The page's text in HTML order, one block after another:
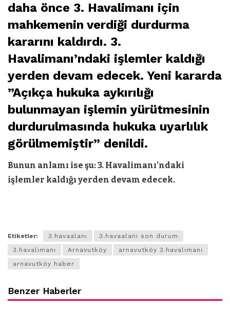
daha önce 3. Havalimanı için
mahkemenin verdiği durdurma
kararını kaldırdı. 3.
Havalimanı’ndaki işlemler kaldığı
yerden devam edecek. Yeni kararda
”Açıkça hukuka aykırılığı
bulunmayan işlemin yürütmesinin
durdurulmasında hukuka uyarlılık
görülmemiştir” denildi.
Bunun anlamı ise şu: 3. Havalimanı’ndaki
işlemler kaldığı yerden devam edecek.
Etiketler: 3.havaalanı
3.havaalanı son durum
3.havalimanı
Arnavutköy
arnavutköy 3.havalimanı
arnavutköy haber
Benzer Haberler